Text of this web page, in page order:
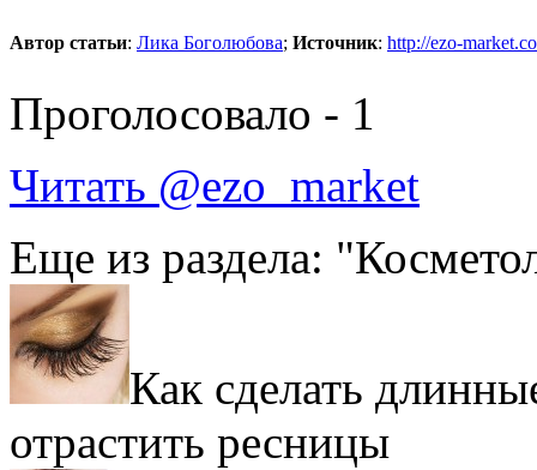
Автор статьи: Лика Боголюбова; Источник: http://ezo-
Проголосовало - 1
Читать @ezo_market
Еще из раздела:
Как сделать
отрастить ресницы